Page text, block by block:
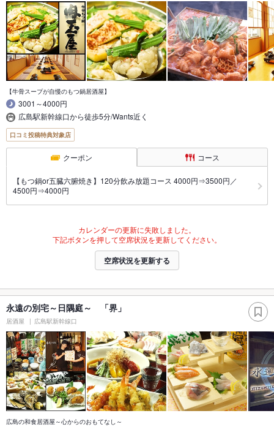
【牛骨スープが自慢のもつ鍋居酒屋】
3001～4000円
広島駅新幹線口から徒歩5分/Wants近く
口コミ投稿特典対象店
クーポン コース
【もつ鍋or五臓六腑焼き】120分飲み放題コース 4000円⇒3500円／
4500円⇒4000円
カレンダーの更新に失敗しました。
下記ボタンを押して空席状況を更新してください。
空席状況を更新する
永遠の別宅～日隅庭～ 「界」
居酒屋 広島駅新幹線口
広島の和食居酒屋～心からのおもてなし～